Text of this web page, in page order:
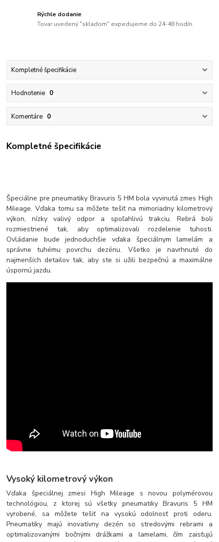
Rýchle dodanie
Tovar uvedený "skladom" expedujeme do 24-48 hodín.
Kompletné špecifikácie
Hodnotenie 0
Komentáre 0
Kompletné špecifikácie
Špeciálne pre pneumatiky Bravuris 5 HM bola vyvinutá zmes High
Mileage. Vďaka tomu sa môžete tešiť na mimoriadny kilometrový
výkon, nízky valivý odpor a spoľahlivú trakciu. Rebrá boli
rozmiestnené tak, aby optimalizovali rozdelenie tuhosti.
Ovládanie bude jednoduchšie vďaka špeciálnym lamelám a
správne tuhému povrchu dezénu. Všetko je navrhnuté do
najmenších detailov tak, aby ste si užili bezpečnú a maximálne
úspornú jazdu.
Vysoký kilometrový výkon
Vďaka špeciálnej zmesi High Mileage s novou polymérovou
technológiou, z ktorej sú všetky pneumatiky Bravuris 5 HM
vyrobené, sa môžete tešiť na vysokú odolnosť proti oderu.
Pneumatiky majú inovatívny dezén so stredovými rebrami a
optimalizovanými bočnými drážkami a lamelami, čím zaisťujú